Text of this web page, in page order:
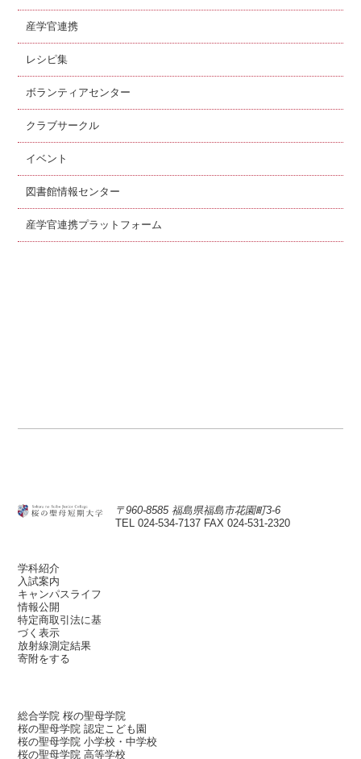
産学官連携
レシピ集
ボランティアセンター
クラブサークル
イベント
図書館情報センター
産学官連携プラットフォーム
〒960-8585 福島県福島市花園町3-6
TEL 024-534-7137 FAX 024-531-2320
学科紹介
入試案内
キャンパスライフ
情報公開
特定商取引法に基
づく表示
放射線測定結果
寄附をする
総合学院 桜の聖母学院
桜の聖母学院 認定こども園
桜の聖母学院 小学校・中学校
桜の聖母学院 高等学校